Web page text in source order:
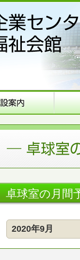
卓球室の月間
2020年9月